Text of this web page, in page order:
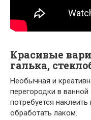
Красивые
галька,
Необычная и
перегородки в
потребуется
обработать лаком.